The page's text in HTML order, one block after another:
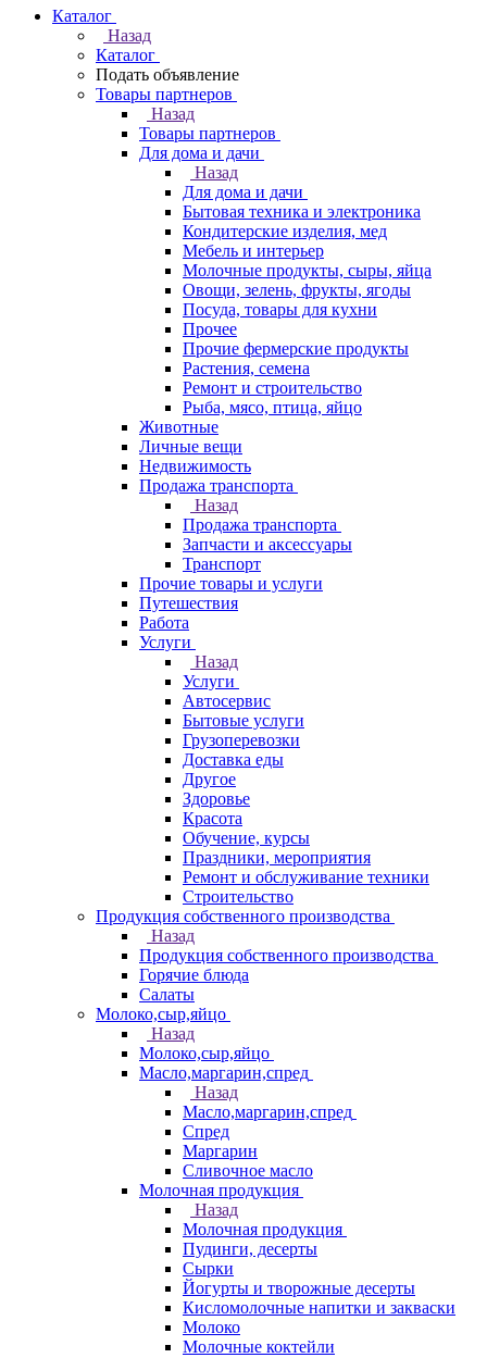
Каталог
Назад
Каталог
Подать объявление
Товары партнеров
Назад
Товары партнеров
Для дома и дачи
Назад
Для дома и дачи
Бытовая техника и электроника
Кондитерские изделия, мед
Мебель и интерьер
Молочные продукты, сыры, яйца
Овощи, зелень, фрукты, ягоды
Посуда, товары для кухни
Прочее
Прочие фермерские продукты
Растения, семена
Ремонт и строительство
Рыба, мясо, птица, яйцо
Животные
Личные вещи
Недвижимость
Продажа транспорта
Назад
Продажа транспорта
Запчасти и аксессуары
Транспорт
Прочие товары и услуги
Путешествия
Работа
Услуги
Назад
Услуги
Автосервис
Бытовые услуги
Грузоперевозки
Доставка еды
Другое
Здоровье
Красота
Обучение, курсы
Праздники, мероприятия
Ремонт и обслуживание техники
Строительство
Продукция собственного производства
Назад
Продукция собственного производства
Горячие блюда
Салаты
Молоко,сыр,яйцо
Назад
Молоко,сыр,яйцо
Масло,маргарин,спред
Назад
Масло,маргарин,спред
Спред
Маргарин
Сливочное масло
Молочная продукция
Назад
Молочная продукция
Пудинги, десерты
Сырки
Йогурты и творожные десерты
Кисломолочные напитки и закваски
Молоко
Молочные коктейли